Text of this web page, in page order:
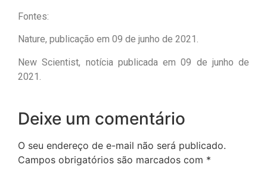
Fontes:
Nature, publicação em 09 de junho de 2021.
New Scientist, notícia publicada em 09 de junho de
2021.
Deixe um comentário
O seu endereço de e-mail não será publicado.
Campos obrigatórios são marcados com *